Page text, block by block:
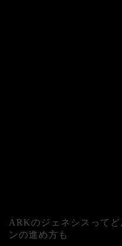
ARKのジェネシスって
ンの進め方も